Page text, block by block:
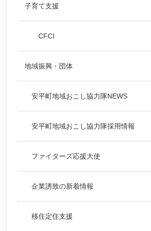
子育て支援
CFCI
地域振興・団体
安平町地域おこし協力隊NEWS
安平町地域おこし協力隊採用情報
ファイターズ応援大使
企業誘致の新着情報
移住定住支援